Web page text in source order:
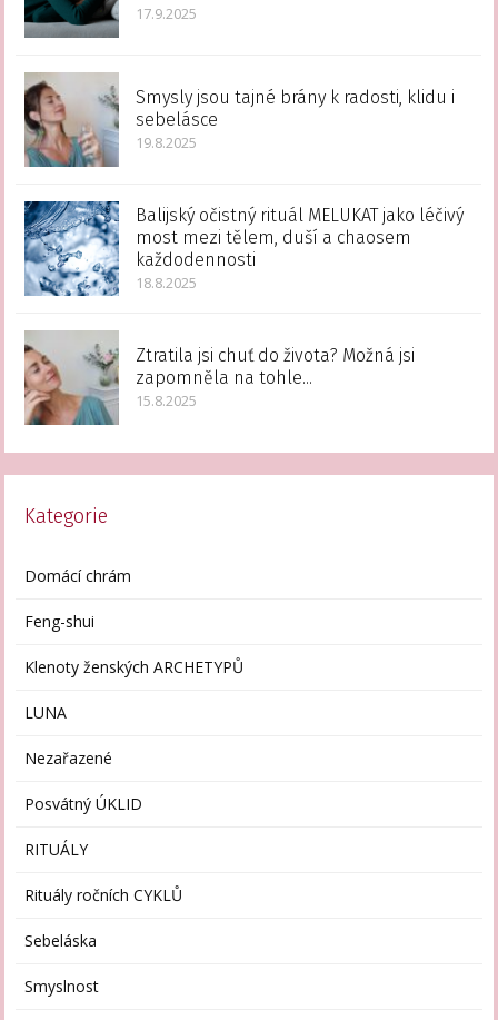
17.9.2025
Smysly jsou tajné brány k radosti, klidu i
sebelásce
19.8.2025
Balijský očistný rituál MELUKAT jako léčivý
most mezi tělem, duší a chaosem
každodennosti
18.8.2025
Ztratila jsi chuť do života? Možná jsi
zapomněla na tohle...
15.8.2025
Kategorie
Domácí chrám
Feng-shui
Klenoty ženských ARCHETYPŮ
LUNA
Nezařazené
Posvátný ÚKLID
RITUÁLY
Rituály ročních CYKLŮ
Sebeláska
Smyslnost